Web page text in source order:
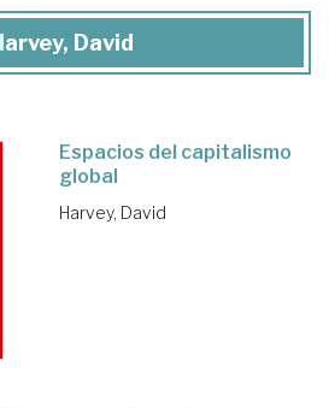
David
Espacios del capitalismo
global
Harvey, David